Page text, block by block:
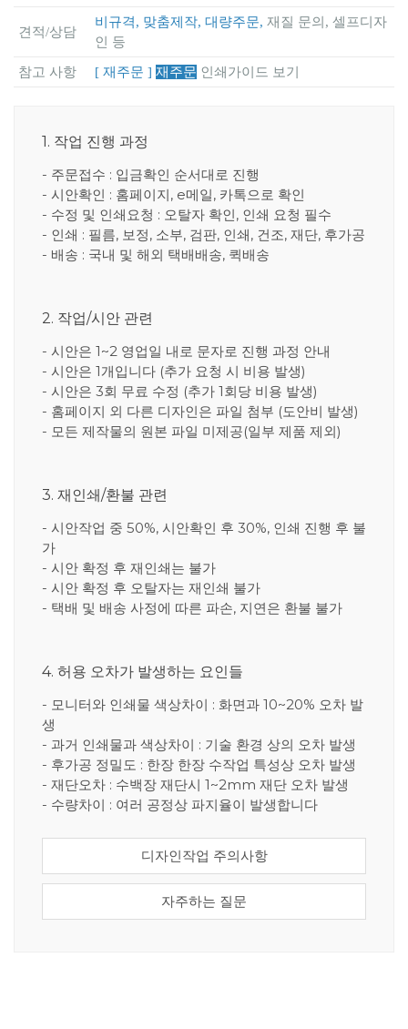
견적/상담
비규격, 맞춤제작, 대량주문, 재질 문의, 셀프디자
인 등
참고 사항 [ 재주문 ] 재주문 인쇄가이드 보기
1. 작업 진행 과정
- 주문접수 : 입금확인 순서대로 진행
- 시안확인 : 홈페이지, e메일, 카톡으로 확인
- 수정 및 인쇄요청 : 오탈자 확인, 인쇄 요청 필수
- 인쇄 : 필름, 보정, 소부, 검판, 인쇄, 건조, 재단, 후가공
- 배송 : 국내 및 해외 택배배송, 퀵배송
2. 작업/시안 관련
- 시안은 1~2 영업일 내로 문자로 진행 과정 안내
- 시안은 1개입니다 (추가 요청 시 비용 발생)
- 시안은 3회 무료 수정 (추가 1회당 비용 발생)
- 홈페이지 외 다른 디자인은 파일 첨부 (도안비 발생)
- 모든 제작물의 원본 파일 미제공(일부 제품 제외)
3. 재인쇄/환불 관련
- 시안작업 중 50%, 시안확인 후 30%, 인쇄 진행 후 불
가
- 시안 확정 후 재인쇄는 불가
- 시안 확정 후 오탈자는 재인쇄 불가
- 택배 및 배송 사정에 따른 파손, 지연은 환불 불가
4. 허용 오차가 발생하는 요인들
- 모니터와 인쇄물 색상차이 : 화면과 10~20% 오차 발
생
- 과거 인쇄물과 색상차이 : 기술 환경 상의 오차 발생
- 후가공 정밀도 : 한장 한장 수작업 특성상 오차 발생
- 재단오차 : 수백장 재단시 1~2mm 재단 오차 발생
- 수량차이 : 여러 공정상 파지율이 발생합니다
디자인작업 주의사항
자주하는 질문